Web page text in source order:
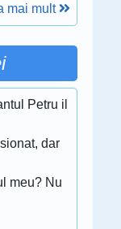
mai mult
Petru il
dar
meu? Nu